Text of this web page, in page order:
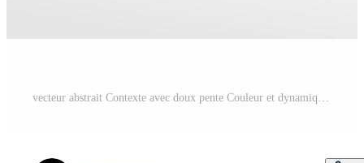
vecteur abstrait Contexte avec doux pente Couleur et dynamique ombre sur Contexte .vecteur Contexte pour fond d'écran. eps dix Vecteur Pro